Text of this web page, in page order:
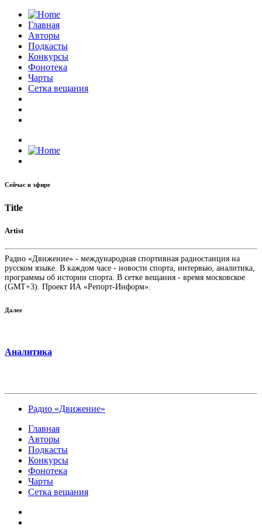
Главная
Авторы
Подкасты
Конкурсы
Фонотека
Чарты
Сетка вещания
Сейчас в эфире
Title
Artist
Радио «Движение» - международная спортивная радиостанция на
русском языке. В каждом часе - новости спорта, интервью, аналитика,
программы об истории спорта. В сетке вещания - время московское
(GMT+3). Проект ИА «Репорт-Информ».
Далее
Аналитика
Радио «Движение»
Главная
Авторы
Подкасты
Конкурсы
Фонотека
Чарты
Сетка вещания